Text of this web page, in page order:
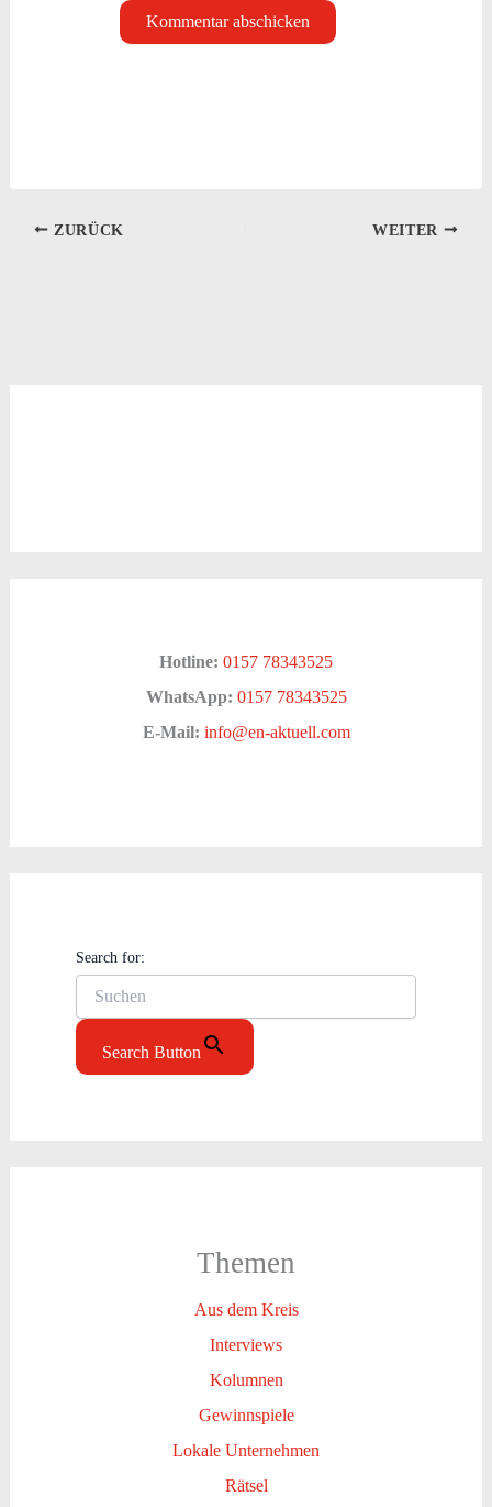
ZURÜCK WEITER
Hotline: 0157 78343525
WhatsApp: 0157 78343525
E-Mail: info@en-aktuell.com
Search for:
Search Button
Themen
Aus dem Kreis
Interviews
Kolumnen
Gewinnspiele
Lokale Unternehmen
Rätsel